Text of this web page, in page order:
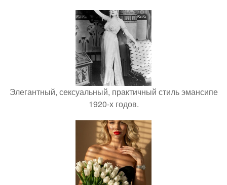
Элегантный, сексуальный, практичный стиль эмансипе
1920-х годов.